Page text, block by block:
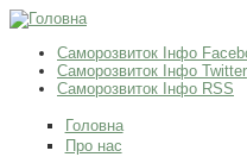
Саморозвиток Інфо
Саморозвиток Інфо Twitter
Саморозвиток Інфо RSS
Головна
Про нас